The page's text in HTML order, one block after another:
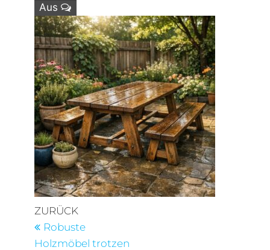
Aus
Beitragsnavigation
Vorheriger
Beitrag
ZURÜCK
Robuste
Holzmöbel trotzen